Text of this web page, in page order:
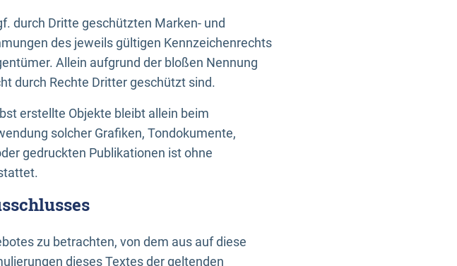
durch Dritte geschützten Marken- und
des jeweils gültigen Kennzeichenrechts
Allein aufgrund der bloßen Nennung
durch Rechte Dritter geschützt sind.
erstellte Objekte bleibt allein beim
solcher Grafiken, Tondokumente,
gedruckten Publikationen ist ohne
zu betrachten, von dem aus auf diese
dieses Textes der geltenden